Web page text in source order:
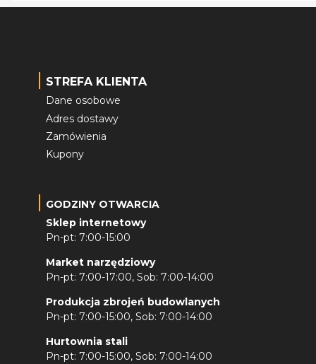
STREFA KLIENTA
Dane osobowe
Adres dostawy
Zamówienia
Kupony
GODZINY OTWARCIA
Sklep internetowy
Pn-pt: 7:00-15:00
Market narzędziowy
Pn-pt: 7:00-17:00, Sob: 7:00-14:00
Produkcja zbrojeń budowlanych
Pn-pt: 7:00-15:00, Sob: 7:00-14:00
Hurtownia stali
Pn-pt: 7:00-15:00, Sob: 7:00-14:00